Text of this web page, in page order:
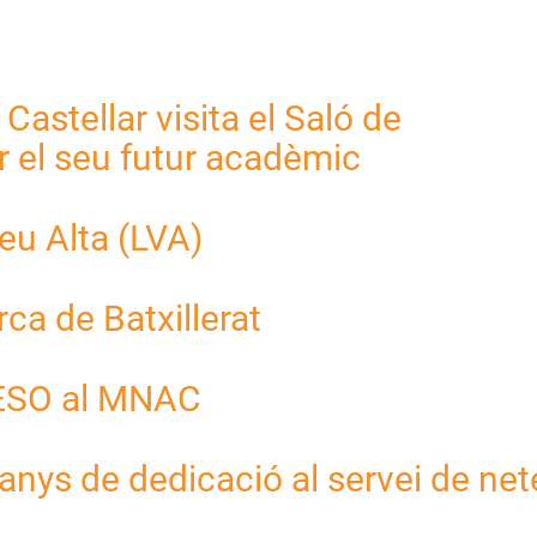
visita el Saló de
el seu futur acadèmic
Alta (LVA)
de Batxillerat
al MNAC
de dedicació al servei de